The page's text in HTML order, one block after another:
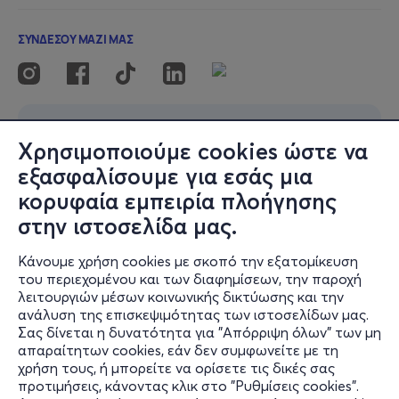
Χρησιμοποιούμε cookies ώστε να
εξασφαλίσουμε για εσάς μια
κορυφαία εμπειρία πλοήγησης
στην ιστοσελίδα μας.
Κάνουμε χρήση cookies με σκοπό την εξατομίκευση
του περιεχομένου και των διαφημίσεων, την παροχή
λειτουργιών μέσων κοινωνικής δικτύωσης και την
ανάλυση της επισκεψιμότητας των ιστοσελίδων μας.
Σας δίνεται η δυνατότητα για "Απόρριψη όλων" των μη
απαραίτητων cookies, εάν δεν συμφωνείτε με τη
χρήση τους, ή μπορείτε να ορίσετε τις δικές σας
προτιμήσεις, κάνοντας κλικ στο "Ρυθμίσεις cookies".
Κάθε παράσταση δέχεται μέχρι 18 άτομα κοινό. Η
κατά βούληση.
Η αγορά του επαυξημένου εισιτήριου στηρίζει την
υλοποίηση αυτού του τριημέρου παραστάσεων καθώς
τα έσοδα προέρχονται από μικρό αριθμό θεατ(ρι)ών.
Ο χώρος βρίσκεται στον πρώτο όροφο και δεν διαθέτει
πρόσβαση για αμαξίδια.
Πληροφορίες ερωτήσεις:
theguestprojectdrafts@gmail.com